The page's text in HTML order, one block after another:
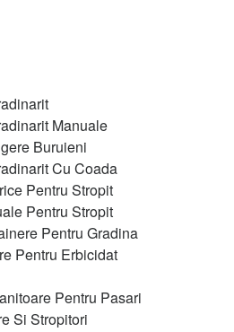
Manuale
Buruieni
Cu Coada
Pentru Stropit
Pentru Stropit
Pentru Gradina
Pentru Erbicidat
Pentru Pasari
Si Stropitori